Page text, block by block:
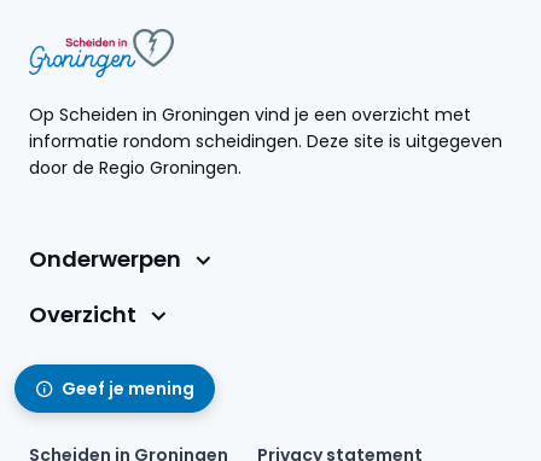
Op Scheiden in Groningen vind je een overzicht met
informatie rondom scheidingen. Deze site is uitgegeven
door de Regio Groningen.
Onderwerpen
Overzicht
Geef je mening
Scheiden in Groningen Privacy statement